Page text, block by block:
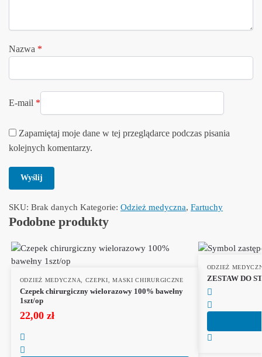
Nazwa *
E-mail *
Zapamiętaj moje dane w tej przeglądarce podczas pisania
kolejnych komentarzy.
SKU: Brak danych Kategorie: Odzież medyczna, Fartuchy
Podobne produkty
ODZIEŻ MEDYCZNA CZEPKI, MASKI CHIRURGICZNE
Czepek chirurgiczny wielorazowy 100% bawełny
1szt/op
22,00 zł
ODZIEŻ
ZESTAW DO